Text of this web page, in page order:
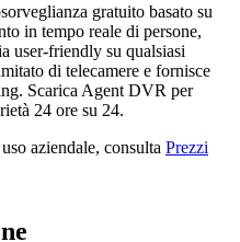
gratuito basato su
in tempo reale di persone,
user-friendly su qualsiasi
di telecamere e fornisce
Scarica Agent DVR per
24 ore su 24.
aziendale, consulta Prezzi